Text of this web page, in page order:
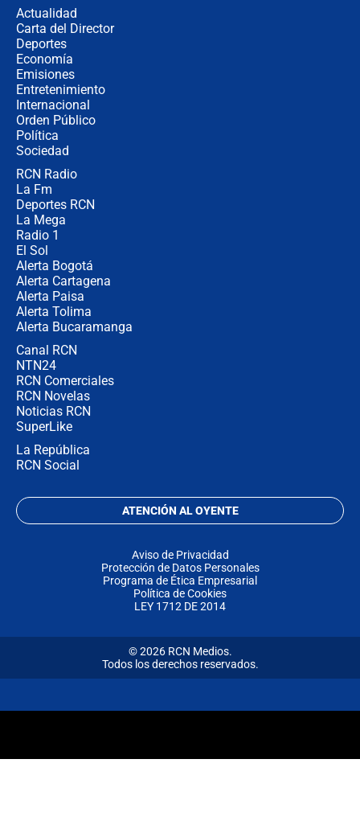
Actualidad
Carta del Director
Deportes
Economía
Emisiones
Entretenimiento
Internacional
Orden Público
Política
Sociedad
RCN Radio
La Fm
Deportes RCN
La Mega
Radio 1
El Sol
Alerta Bogotá
Alerta Cartagena
Alerta Paisa
Alerta Tolima
Alerta Bucaramanga
Canal RCN
NTN24
RCN Comerciales
RCN Novelas
Noticias RCN
SuperLike
La República
RCN Social
ATENCIÓN AL OYENTE
Aviso de Privacidad
Protección de Datos Personales
Programa de Ética Empresarial
Política de Cookies
LEY 1712 DE 2014
© 2026 RCN Medios.
Todos los derechos reservados.